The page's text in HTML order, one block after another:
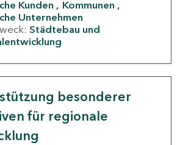
Kunden
Kommunen
Unternehmen
Städtebau und
besonderer
für regionale